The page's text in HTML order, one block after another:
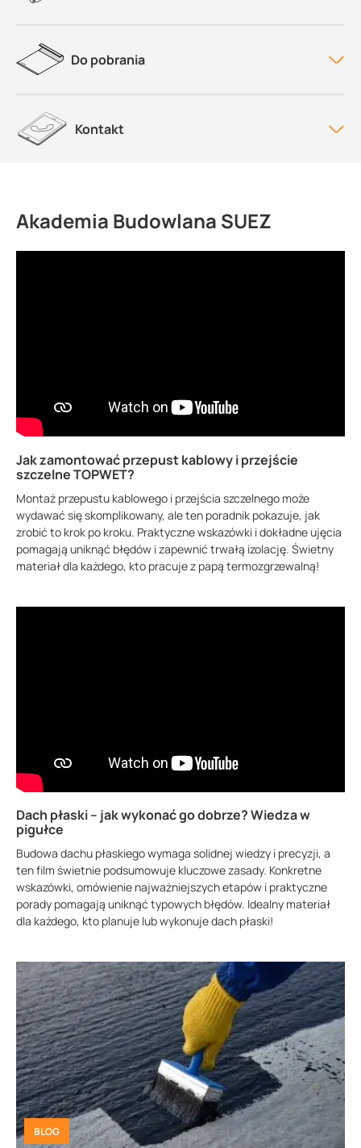
Do pobrania
Kontakt
Akademia Budowlana SUEZ
Jak zamontować przepust kablowy i przejście
szczelne TOPWET?
Montaż przepustu kablowego i przejścia szczelnego może
wydawać się skomplikowany, ale ten poradnik pokazuje, jak
zrobić to krok po kroku. Praktyczne wskazówki i dokładne ujęcia
pomagają uniknąć błędów i zapewnić trwałą izolację. Świetny
materiał dla każdego, kto pracuje z papą termozgrzewalną!
Dach płaski – jak wykonać go dobrze? Wiedza w
pigułce
Budowa dachu płaskiego wymaga solidnej wiedzy i precyzji, a
ten film świetnie podsumowuje kluczowe zasady. Konkretne
wskazówki, omówienie najważniejszych etapów i praktyczne
porady pomagają uniknąć typowych błędów. Idealny materiał
dla każdego, kto planuje lub wykonuje dach płaski!
BLOG